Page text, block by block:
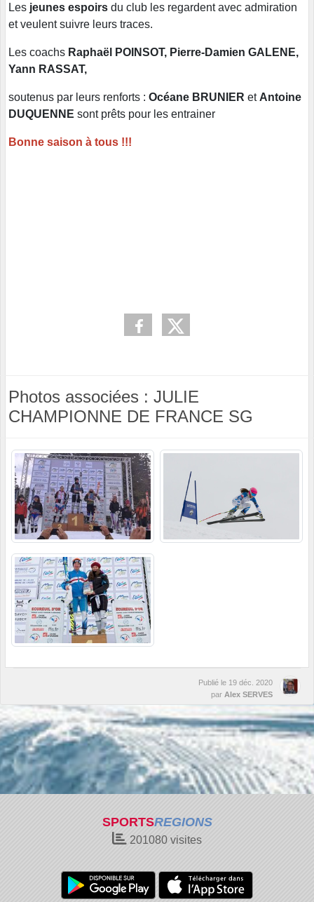
Les jeunes espoirs du club les regardent avec admiration
et veulent suivre leurs traces.
Les coachs Raphaël POINSOT, Pierre-Damien GALENE,
Yann RASSAT,
soutenus par leurs renforts : Océane BRUNIER et Antoine
DUQUENNE sont prêts pour les entrainer
Bonne saison à tous !!!
Photos associées : JULIE
CHAMPIONNE DE FRANCE SG
Publié le 19 déc. 2020
par Alex SERVES
SPORTSREGIONS
201080 visites